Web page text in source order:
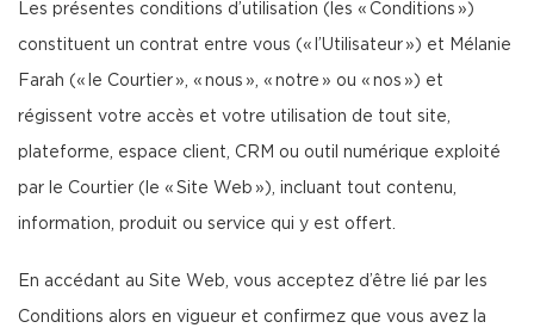
Les présentes conditions d’utilisation (les « Conditions »)
constituent un contrat entre vous (« l’Utilisateur ») et Mélanie
Farah (« le Courtier », « nous », « notre » ou « nos ») et
régissent votre accès et votre utilisation de tout site,
plateforme, espace client, CRM ou outil numérique exploité
par le Courtier (le « Site Web »), incluant tout contenu,
information, produit ou service qui y est offert.
En accédant au Site Web, vous acceptez d’être lié par les
Conditions alors en vigueur et confirmez que vous avez la